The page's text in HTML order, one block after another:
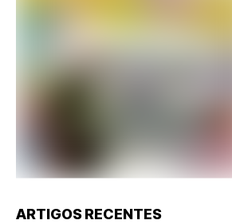
ARTIGOS RECENTES